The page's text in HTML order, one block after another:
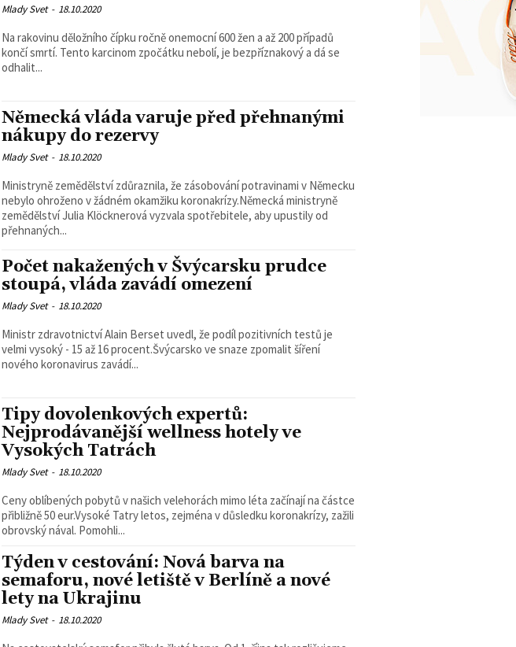
Mlady Svet - 18.10.2020
Na rakovinu děložního čípku ročně onemocní 600 žen a až 200 případů
končí smrtí. Tento karcinom zpočátku nebolí, je bezpříznakový a dá se
odhalit...
Německá vláda varuje před přehnanými
nákupy do rezervy
Mlady Svet - 18.10.2020
Ministryně zemědělství zdůraznila, že zásobování potravinami v Německu
nebylo ohroženo v žádném okamžiku koronakrízy.Německá ministryně
zemědělství Julia Klöcknerová vyzvala spotřebitele, aby upustily od
přehnaných...
Počet nakažených v Švýcarsku prudce
stoupá, vláda zavádí omezení
Mlady Svet - 18.10.2020
Ministr zdravotnictví Alain Berset uvedl, že podíl pozitivních testů je
velmi vysoký - 15 až 16 procent.Švýcarsko ve snaze zpomalit šíření
nového koronavirus zavádí...
Tipy dovolenkových expertů:
Nejprodávanější wellness hotely ve
Vysokých Tatrách
Mlady Svet - 18.10.2020
Ceny oblíbených pobytů v našich velehorách mimo léta začínají na částce
přibližně 50 eur.Vysoké Tatry letos, zejména v důsledku koronakrízy, zažili
obrovský nával. Pomohli...
Týden v cestování: Nová barva na
semaforu, nové letiště v Berlíně a nové
lety na Ukrajinu
Mlady Svet - 18.10.2020